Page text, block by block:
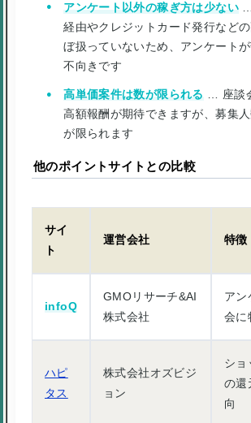
アンケート以外の稼ぎ方は少ない…
経由やクレジットカード発行など
ぼ扱っていないため、アンケート
不向きです
高単価案件は数が限られる… 座談
高額報酬が期待できますが、募集
が限られます
他のポイントサイトとの比較
サイ
ト
運営会社 特徴
infoQ
GMOリサーチ&AI
株式会社
アン
会に
ハピ
タス
株式会社オズビジ
ョン
ショ
の還
向